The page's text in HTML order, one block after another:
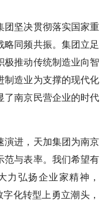
团坚决贯彻落实国家重
同频共振。集团立足
极推动传统制造业向智
制造业为支撑的现代化
了南京民营企业的时代
演进，天加集团为南京
范与表率。我们希望有
力弘扬企业家精神，
化转型上勇立潮头，